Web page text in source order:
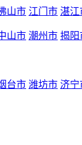
山市 江门市 湛江
山市 潮州市 揭阳
台市 潍坊市 济宁